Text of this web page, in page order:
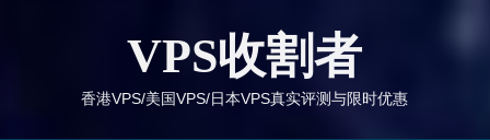
VPS收割者
香港VPS/美国VPS/日本VPS真实评测与限时优惠